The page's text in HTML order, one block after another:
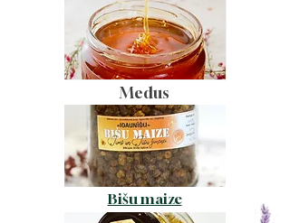
Medus
Bišu maize